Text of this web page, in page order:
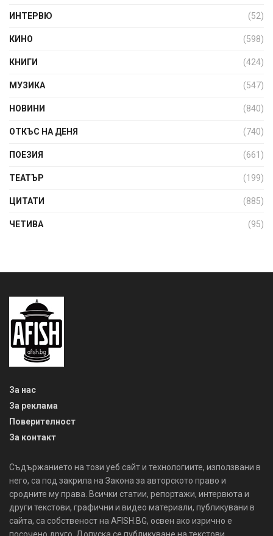
ИНТЕРВЮ (52)
КИНО (598)
КНИГИ (424)
МУЗИКА (547)
НОВИНИ (840)
ОТКЪС НА ДЕНЯ (740)
ПОЕЗИЯ (661)
ТЕАТЪР (199)
ЦИТАТИ (885)
ЧЕТИВА (95)
За нас
За реклама
Поверителност
За контакт
Съдържанието на този уеб сайт и технологиите, използвани в
него, са под закрила на Закона за авторското право и
сродните му права. Всички статии, репортажи, интервюта и
други текстови, графични и видео материали, публикувани в
сайта, са собственост на AFISH.BG, освен ако изрично е
посочено друго. Допуска се публикуване на текстови